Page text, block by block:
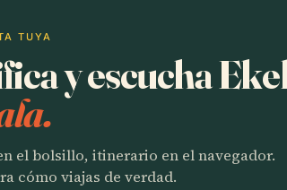
TUYA
y escucha
el bolsillo, itinerario en el navegador.
cómo viajas de verdad.